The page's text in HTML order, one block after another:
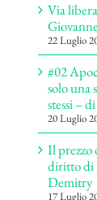
Via
22 Luglio
#02
solo una
stessi –
20 Luglio
Il prezzo
diritto di
Demitry
17 Luglio